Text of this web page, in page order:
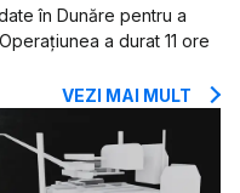
în Dunăre pentru a
a durat 11 ore
VEZI MAI MULT